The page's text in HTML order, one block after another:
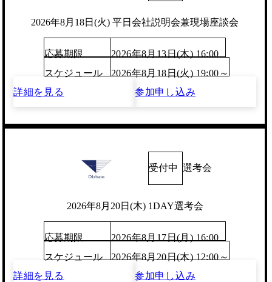
2026年8月18日(火) 平日会社説明会兼現場座談会
応募期限
2026年8月13日(木) 16:00
スケジュール
2026年8月18日(火) 19:00～
詳細を見る
参加申し込み
受付中 選考会
2026年8月20日(木) 1DAY選考会
応募期限
2026年8月17日(月) 16:00
スケジュール
2026年8月20日(木) 12:00～
詳細を見る
参加申し込み